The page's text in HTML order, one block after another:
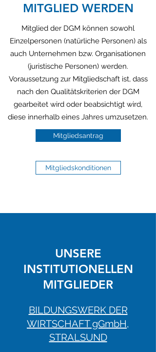
MITGLIED WERDEN
Mitglied der DGM können sowohl
Einzelpersonen (natürliche Personen) als
auch Unternehmen bzw. Organisationen
(juristische Personen) werden.
Voraussetzung zur Mitgliedschaft ist, dass
nach den Qualitätskriterien der DGM
gearbeitet wird oder beabsichtigt wird,
diese innerhalb eines Jahres umzusetzen.
Mitgliedsantrag
Mitgliedskonditionen
UNSERE
INSTITUTIONELLEN
MITGLIEDER
BILDUNGSWERK DER
WIRTSCHAFT gGmbH,
STRALSUND